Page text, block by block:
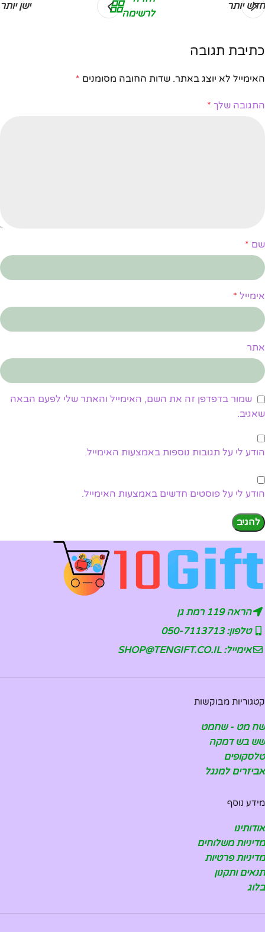
חדש יותר
לרשימה
ישן יותר
כתיבת תגובה
האימייל לא יוצג באתר. שדות החובה מסומנים *
התגובה שלך *
שם *
אימייל *
אתר
שמור בדפדפן זה את השם, האימייל והאתר שלי לפעם הבאה
שאגיב.
הודע לי על תגובות נוספות באמצעות האימייל.
הודע לי על פוסטים חדשים באמצעות האימייל.
הראה 119 רמת גן
טלפון: 050-7113713
אימייל: SHOP@TENGIFT.CO.IL
קטגוריות מבוקשות
שח מט - שחמט
שש בש דמקה
טלסקופים
אביזרים למנגל
מידע נוסף
אודותינו
מדיניות משלוחים
מדיניות פרטיות
תנאים ותקנון
בלוג